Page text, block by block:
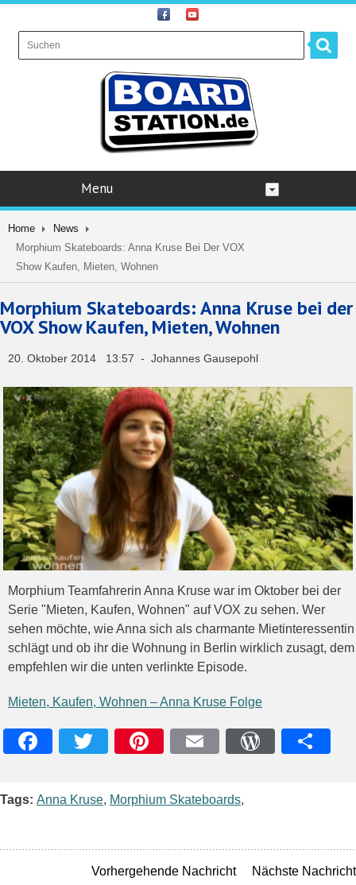
Menu
Home
News
Morphium Skateboards: Anna Kruse Bei Der VOX
Show Kaufen, Mieten, Wohnen
Morphium Skateboards: Anna Kruse bei der
VOX Show Kaufen, Mieten, Wohnen
20. Oktober 2014 13:57 - Johannes Gausepohl
Morphium Teamfahrerin Anna Kruse war im Oktober bei der
Serie "Mieten, Kaufen, Wohnen" auf VOX zu sehen. Wer
sehen möchte, wie Anna sich als charmante Mietinteressentin
schlägt und ob ihr die Wohnung in Berlin wirklich zusagt, dem
empfehlen wir die unten verlinkte Episode.
Mieten, Kaufen, Wohnen – Anna Kruse Folge
Tags: Anna Kruse, Morphium Skateboards,
Vorhergehende Nachricht Nächste Nachricht